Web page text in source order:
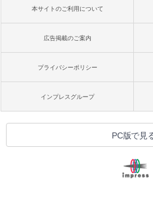
本サイトのご利用について
広告掲載のご案内
プライバシーポリシー
インプレスグループ
PC版で見